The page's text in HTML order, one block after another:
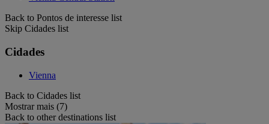
Back to Pontos de interesse list
Skip Cidades list
Cidades
Vienna
Back to Cidades list
Mostrar mais (7)
Back to other destinations list